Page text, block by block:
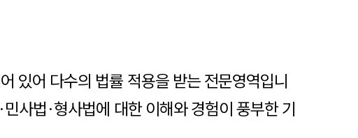
있어 다수의 법률 적용을 받는 전문영역입니
사법·형사법에 대한 이해와 경험이 풍부한 기